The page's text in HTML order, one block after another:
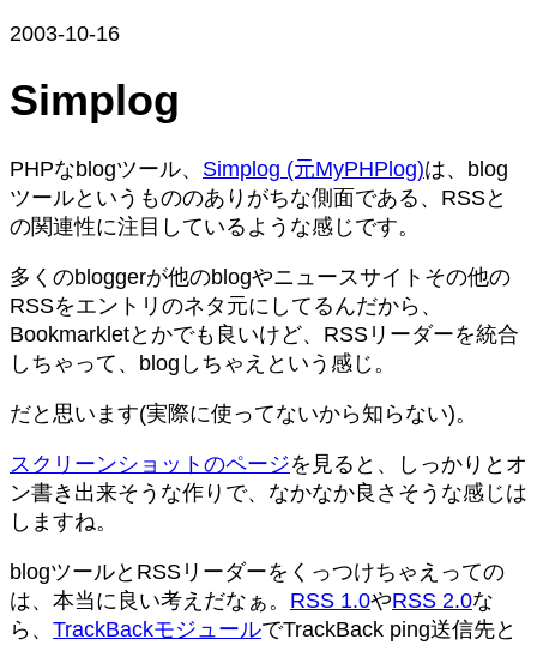
2003-10-16
Simplog
PHPなblogツール、 Simplog (元MyPHPlog)は、blog
ツールというもののありがちな側面である、RSSと
の関連性に注目しているような感じです。
多くのbloggerが他のblogやニュースサイトその他の
RSSをエントリのネタ元にしてるんだから、
Bookmarkletとかでも良いけど、RSSリーダーを統合
しちゃって、blogしちゃえという感じ。
だと思います(実際に使ってないから知らない)。
スクリーンショットのページを見ると、しっかりとオ
ン書き出来そうな作りで、なかなか良さそうな感じは
しますね。
blogツールとRSSリーダーをくっつけちゃえっての
は、本当に良い考えだなぁ。 RSS 1.0やRSS 2.0な
ら、 TrackBackモジュールでTrackBack ping送信先と